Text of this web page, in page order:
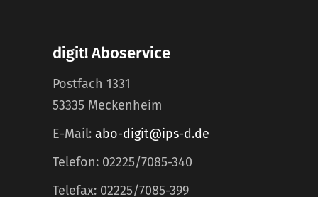
digit! Aboservice
Postfach 1331
53335 Meckenheim
E-Mail: abo-digit@ips-d.de
Telefon: 02225/7085-340
Telefax: 02225/7085-399